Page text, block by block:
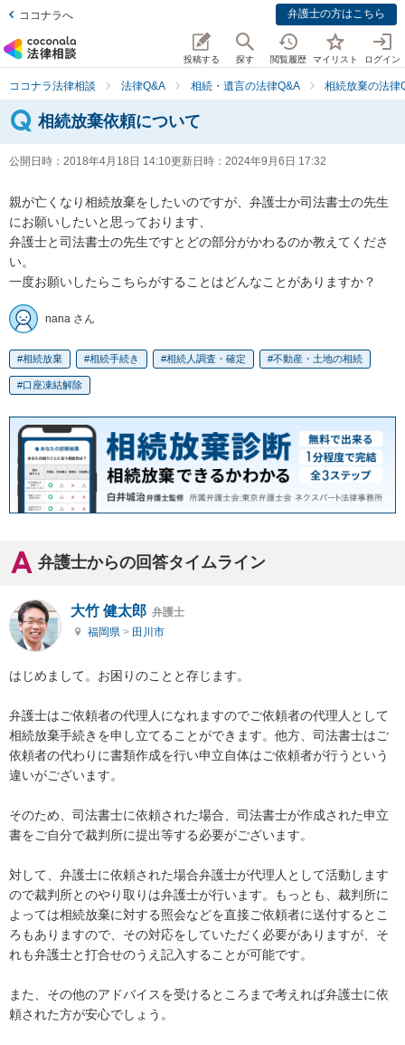
ココナラへ 弁護士の方はこちら
投稿する 探す 閲覧履歴 マイリスト ログイン
ココナラ法律相談 法律Q&A 相続・遺言の法律Q&A 相続放棄の法律
相続放棄依頼について
公開日時： 2018年4月18日 14:10更新日時： 2024年9月6日 17:32
親が亡くなり相続放棄をしたいのですが、弁護士か司法書士の先生
にお願いしたいと思っております、
弁護士と司法書士の先生ですとどの部分がかわるのか教えてくださ
い。
nana さん
相続放棄 相続手続き 相続人調査・確定 不動産・土地の相続
口座凍結解除
弁護士からの回答タイムライン
大竹 健太郎 弁護士
福岡県 > 田川市
はじめまして。お困りのことと存じます。
弁護士はご依頼者の代理人になれますのでご依頼者の代理人として
相続放棄手続きを申し立てることができます。他方、司法書士はご
依頼者の代わりに書類作成を行い申立自体はご依頼者が行うという
違いがございます。
そのため、司法書士に依頼された場合、司法書士が作成された申立
書をご自分で裁判所に提出等する必要がございます。
対して、弁護士に依頼された場合弁護士が代理人として活動します
ので裁判所とのやり取りは弁護士が行います。もっとも、裁判所に
よっては相続放棄に対する照会などを直接ご依頼者に送付するとこ
ろもありますので、その対応をしていただく必要がありますが、そ
れも弁護士と打合せのうえ記入することが可能です。
また、その他のアドバイスを受けるところまで考えれば弁護士に依
頼された方が安心でしょう。